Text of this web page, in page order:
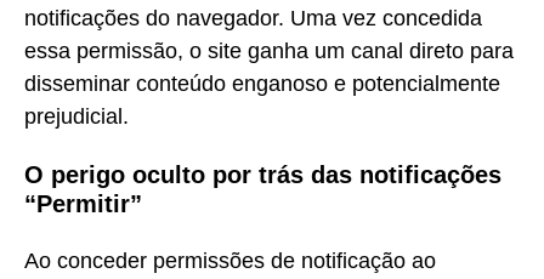
notificações do navegador. Uma vez concedida
essa permissão, o site ganha um canal direto para
disseminar conteúdo enganoso e potencialmente
prejudicial.
O perigo oculto por trás das notificações
“Permitir”
Ao conceder permissões de notificação ao